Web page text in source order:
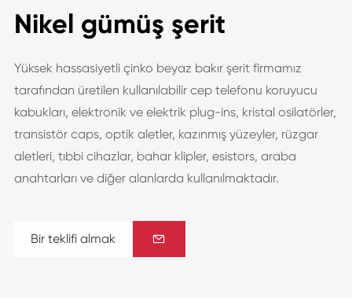
Nikel gümüş şerit
Yüksek hassasiyetli çinko beyaz bakır şerit firmamız
tarafından üretilen kullanılabilir cep telefonu koruyucu
kabukları, elektronik ve elektrik plug-ins, kristal osilatörler,
transistör caps, optik aletler, kazınmış yüzeyler, rüzgar
aletleri, tıbbi cihazlar, bahar klipler, esistors, araba
anahtarları ve diğer alanlarda kullanılmaktadır.
Bir teklifi almak 